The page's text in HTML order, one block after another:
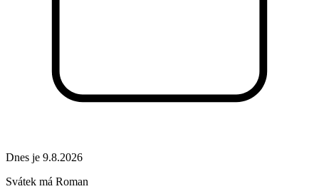
Dnes je 9.8.2026
Svátek má Roman